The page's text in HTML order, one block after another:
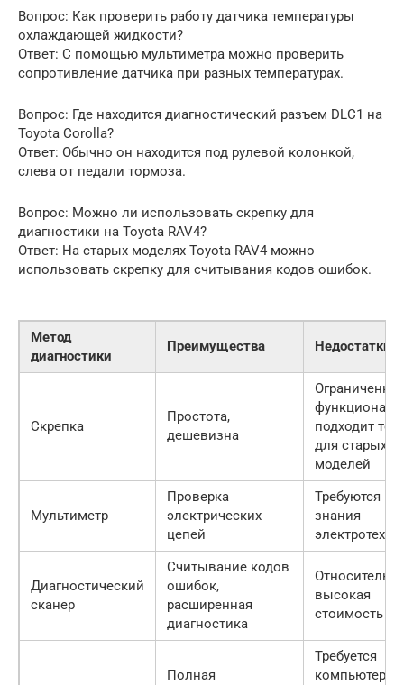
Вопрос: Как проверить работу датчика температуры
охлаждающей жидкости?
Ответ: С помощью мультиметра можно проверить
сопротивление датчика при разных температурах.
Вопрос: Где находится диагностический разъем DLC1 на
Toyota Corolla?
Ответ: Обычно он находится под рулевой колонкой,
слева от педали тормоза.
Вопрос: Можно ли использовать скрепку для
диагностики на Toyota RAV4?
Ответ: На старых моделях Toyota RAV4 можно
использовать скрепку для считывания кодов ошибок.
Метод
диагностики
Преимущества Недостатки
Скрепка
Простота,
дешевизна
функционал,
подходит
для старых
моделей
Мультиметр
Проверка
электрических
цепей
Требуются
знания
Диагностический
сканер
Считывание кодов
ошибок,
расширенная
диагностика
высокая
стоимость
Полная
Требуется
компьютер и